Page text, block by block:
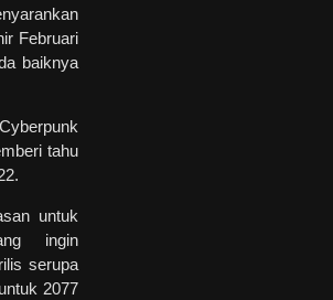
Februari
baiknya
tahu
untuk
ingin
serupa
2077